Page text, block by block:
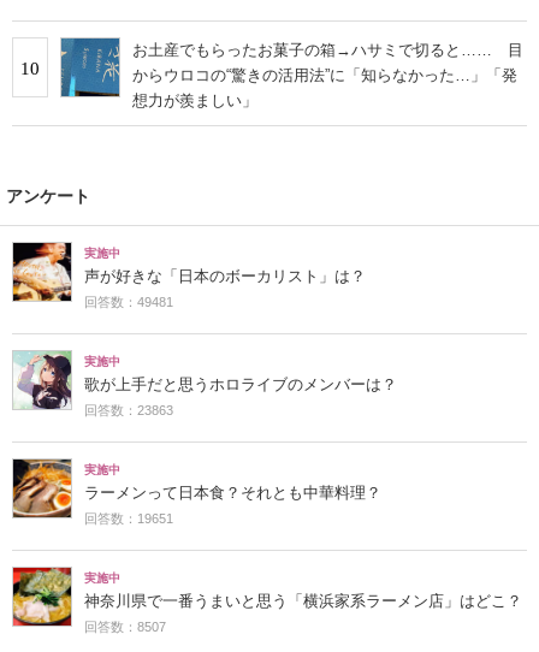
10
お土産でもらったお菓子の箱→ハサミで切ると…… 目
からウロコの“驚きの活用法”に「知らなかった…」「発
想力が羨ましい」
アンケート
実施中
声が好きな「日本のボーカリスト」は？
回答数：49481
実施中
歌が上手だと思うホロライブのメンバーは？
回答数：23863
実施中
ラーメンって日本食？それとも中華料理？
回答数：19651
実施中
神奈川県で一番うまいと思う「横浜家系ラーメン店」はどこ？
回答数：8507